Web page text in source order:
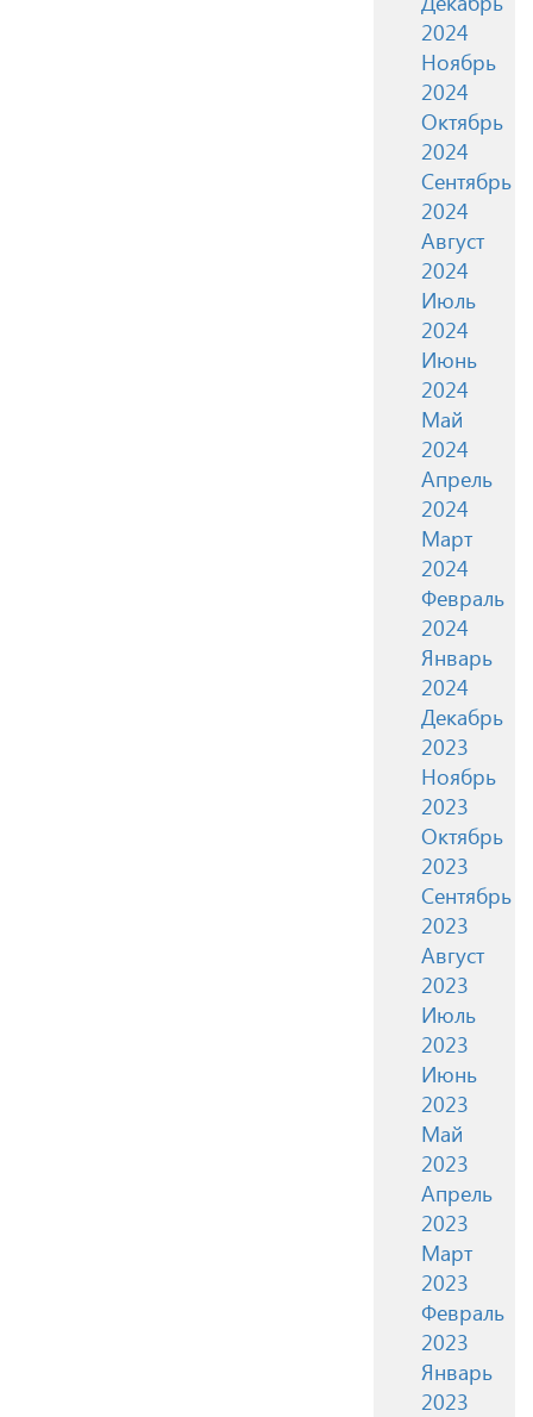
2024
Ноябрь
2024
Октябрь
2024
Сентябрь
2024
Август
2024
Июль
2024
Июнь
2024
Май
2024
Апрель
2024
Март
2024
Февраль
2024
Январь
2024
Декабрь
2023
Ноябрь
2023
Октябрь
2023
Сентябрь
2023
Август
2023
Июль
2023
Июнь
2023
Май
2023
Апрель
2023
Март
2023
Февраль
2023
Январь
2023